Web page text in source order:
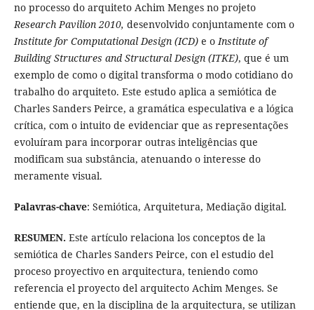
no processo do arquiteto Achim Menges no projeto
Research Pavilion 2010, desenvolvido conjuntamente com o
Institute for Computational Design (ICD) e oInstitute of
Building Structures and Structural Design (ITKE), que é um
exemplo de como o digital transforma o modo cotidiano do
trabalho do arquiteto. Este estudo aplica a semiótica de
Charles Sanders Peirce, a gramática especulativa e a lógica
crítica, com o intuito de evidenciar que as representações
evoluíram para incorporar outras inteligências que
modificam sua substância, atenuando o interesse do
meramente visual.
Palavras-chave: Semiótica, Arquitetura, Mediação digital.
RESUMEN. Este artículo relaciona los conceptos de la
semiótica de Charles Sanders Peirce, con el estudio del
proceso proyectivo en arquitectura, teniendo como
referencia el proyecto del arquitecto Achim Menges. Se
entiende que, en la disciplina de la arquitectura, se utilizan